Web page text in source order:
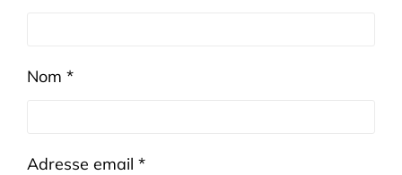
Nom *
Adresse email *